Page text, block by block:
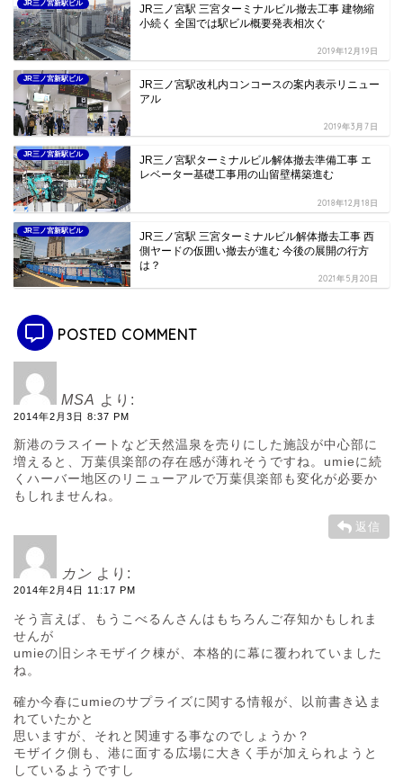
JR三ノ宮新駅ビル
JR三ノ宮駅 三宮ターミナルビル撤去工事 建物縮
小続く 全国では駅ビル概要発表相次ぐ
2019年12月19日
JR三ノ宮新駅ビル
JR三ノ宮駅改札内コンコースの案内表示リニュー
アル
2019年3月7日
JR三ノ宮新駅ビル
JR三ノ宮駅ターミナルビル解体撤去準備工事 エ
レベーター基礎工事用の山留壁構築進む
2018年12月18日
JR三ノ宮新駅ビル
JR三ノ宮駅 三宮ターミナルビル解体撤去工事 西
側ヤードの仮囲い撤去が進む 今後の展開の行方
は？
2021年5月20日
POSTED COMMENT
MSA より:
2014年2月3日 8:37 PM
新港のラスイートなど天然温泉を売りにした施設が中心部に
増えると、万葉倶楽部の存在感が薄れそうですね。umieに続
くハーバー地区のリニューアルで万葉倶楽部も変化が必要か
もしれませんね。
返信
カン より:
2014年2月4日 11:17 PM
そう言えば、もうこべるんさんはもちろんご存知かもしれま
せんが
umieの旧シネモザイク棟が、本格的に幕に覆われていました
ね。
確か今春にumieのサプライズに関する情報が、以前書き込ま
れていたかと
思いますが、それと関連する事なのでしょうか？
モザイク側も、港に面する広場に大きく手が加えられようと
しているようですし